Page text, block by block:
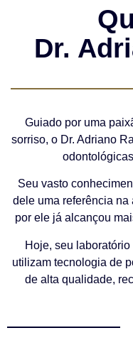
Dr.
Guiado por uma
sorriso, o Dr. Adriano
Seu vasto
dele uma referência na
por ele já alcançou
Hoje, seu
utilizam tecnologia de
de alta qualidade,